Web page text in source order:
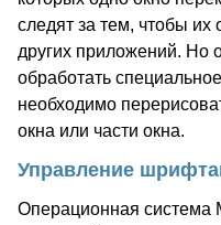
следят за тем, чтобы
других приложений. Но
обработать
необходимо
окна или части окна.
Управление
Операционная система